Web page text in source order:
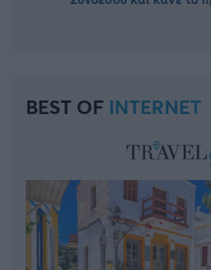
BEST OF INTERNET